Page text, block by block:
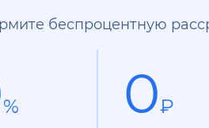
беспроцентную
% 0₽